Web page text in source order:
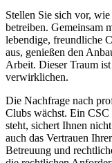
Stellen Sie sich vor,
betreiben. Gemeinsam
lebendige, freundliche
aus, genießen den
Arbeit. Dieser Traum
verwirklichen.
Die Nachfrage nach
Clubs wächst. Ein CSC
steht, sichert Ihnen
auch das Vertrauen
Betreuung und